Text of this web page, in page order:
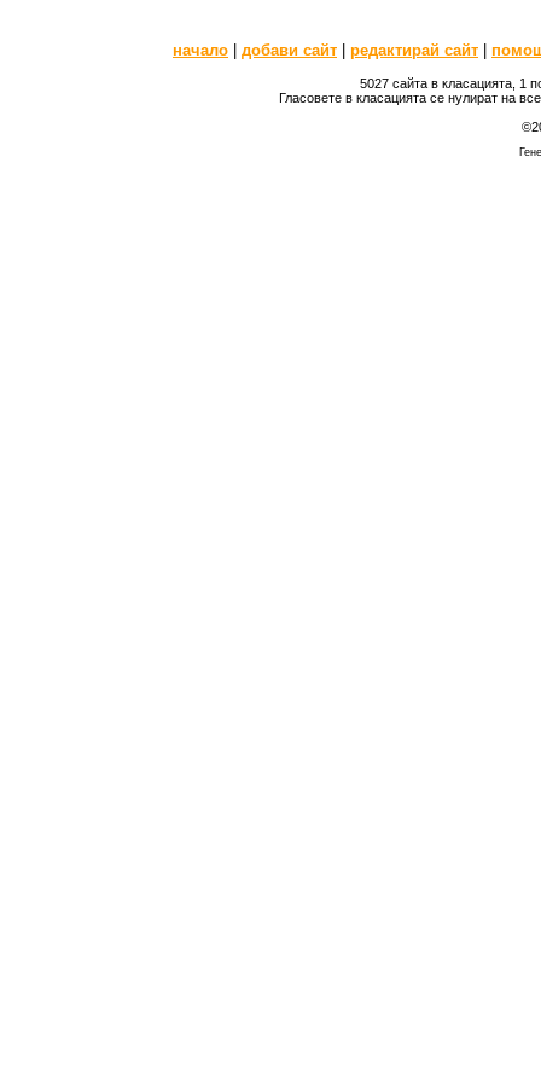
начало | добави сайт | редактирай сайт |
5027 сайта в класацията, 1
Гласовете в класацията се нулират на